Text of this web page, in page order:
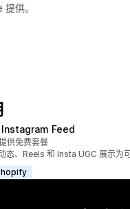
供。
Feed
）
论供免费套餐
态、Reels 和 Insta UGC 展示为